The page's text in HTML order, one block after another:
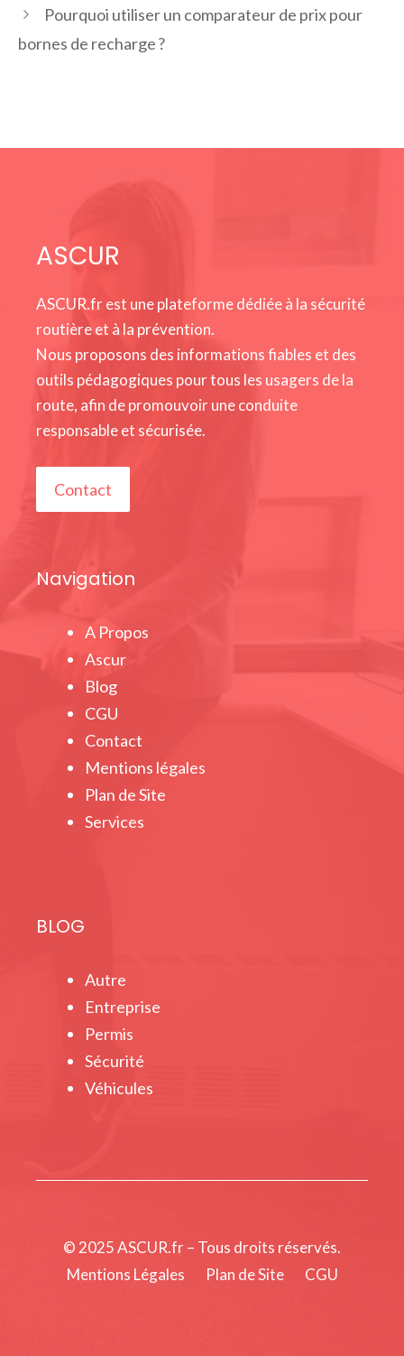
Pourquoi utiliser un comparateur de prix pour
bornes de recharge ?
ASCUR
ASCUR.fr est une plateforme dédiée à la sécurité
routière et à la prévention.
Nous proposons des informations fiables et des
outils pédagogiques pour tous les usagers de la
route, afin de promouvoir une conduite
responsable et sécurisée.
Contact
Navigation
A Propos
Ascur
Blog
CGU
Contact
Mentions légales
Plan de Site
Services
BLOG
Autre
Entreprise
Permis
Sécurité
Véhicules
© 2025 ASCUR.fr – Tous droits réservés.
Mentions Légales
Plan de Site CGU